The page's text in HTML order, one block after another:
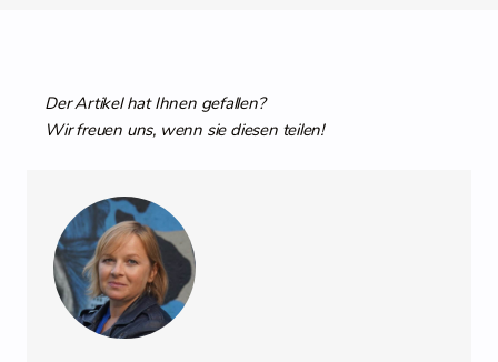
Der Artikel hat Ihnen gefallen?
Wir freuen uns, wenn sie diesen teilen!